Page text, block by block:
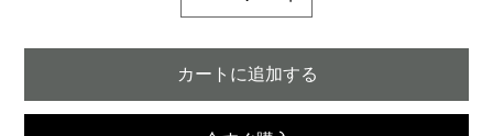
カートに追加する